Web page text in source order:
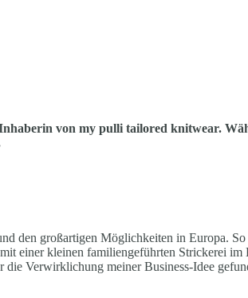
von my pulli tailored knitwear.
den großartigen Möglichkeiten in Europa.
einer kleinen familiengeführten Strickerei
Verwirklichung meiner Business-Idee